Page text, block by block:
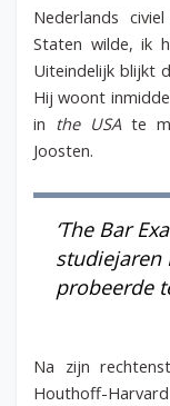
Nederlands
Staten wilde, ik
Uiteindelijk blijkt
Hij woont
in the USAte
Joosten.
‘The Bar
studiejaren
probeerde
Na zijn
Houthoff-